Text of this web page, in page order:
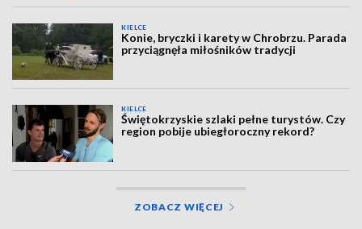
KIELCE
Konie, bryczki i karety w Chrobrzu. Parada
przyciągnęła miłośników tradycji
KIELCE
Świętokrzyskie szlaki pełne turystów. Czy
region pobije ubiegłoroczny rekord?
ZOBACZ WIĘCEJ